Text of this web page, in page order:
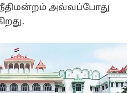
அவ்வப்போது